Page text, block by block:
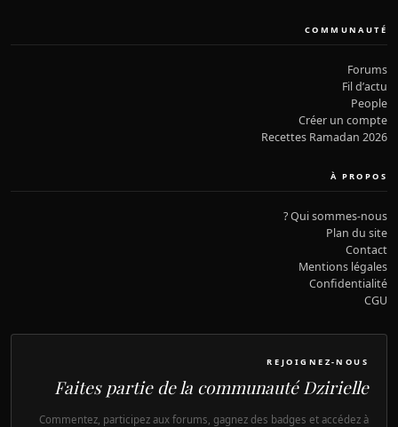
COMMUNAUTÉ
Forums
Fil d’actu
People
Créer un compte
Recettes Ramadan 2026
À PROPOS
Qui sommes-nous ?
Plan du site
Contact
Mentions légales
Confidentialité
CGU
REJOIGNEZ-NOUS
Faites partie de la communauté Dzirielle
Commentez, participez aux forums, gagnez des badges et accédez à